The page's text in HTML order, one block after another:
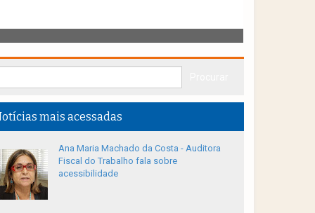
mais acessadas
Ana Maria Machado da Costa - Auditora
Fiscal do Trabalho fala sobre
acessibilidade